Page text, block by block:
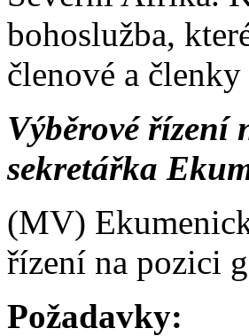
bohoslužba,
členové a
Výběrové řízení
sekretářka
(MV)
řízení na pozici
Požadavky: